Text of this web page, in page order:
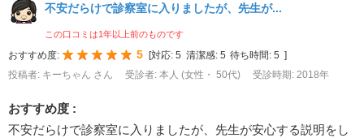
不安だらけで診察室に入りましたが、先生が...
この口コミは1年以上前のものです
おすすめ度: 5 対応: 5 清潔感: 5 待ち時間: 5
投稿者: キーちゃん さん
受診者: 本人 (女性・ 50代) 受診時期: 2018年
おすすめ度 :
不安だらけで診察室に入りましたが、先生が安心する説明をし